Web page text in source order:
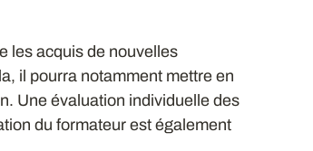
les acquis de nouvelles
il pourra notamment mettre en
Une évaluation individuelle des
du formateur est également